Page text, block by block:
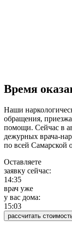
Время
Наши
обращения,
помощи. Сейчас в
дежурных врача-
по всей Самарской
Оставляете
заявку сейчас:
14:35
врач уже
у вас дома:
15:03
рассчитать